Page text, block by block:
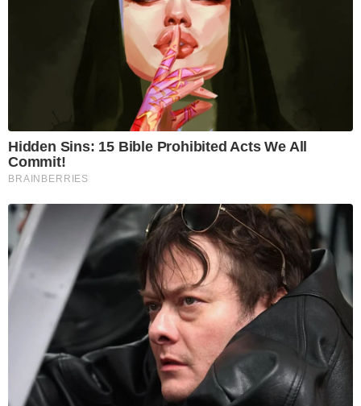
Hidden Sins: 15 Bible Prohibited Acts We All
Commit!
BRAINBERRIES